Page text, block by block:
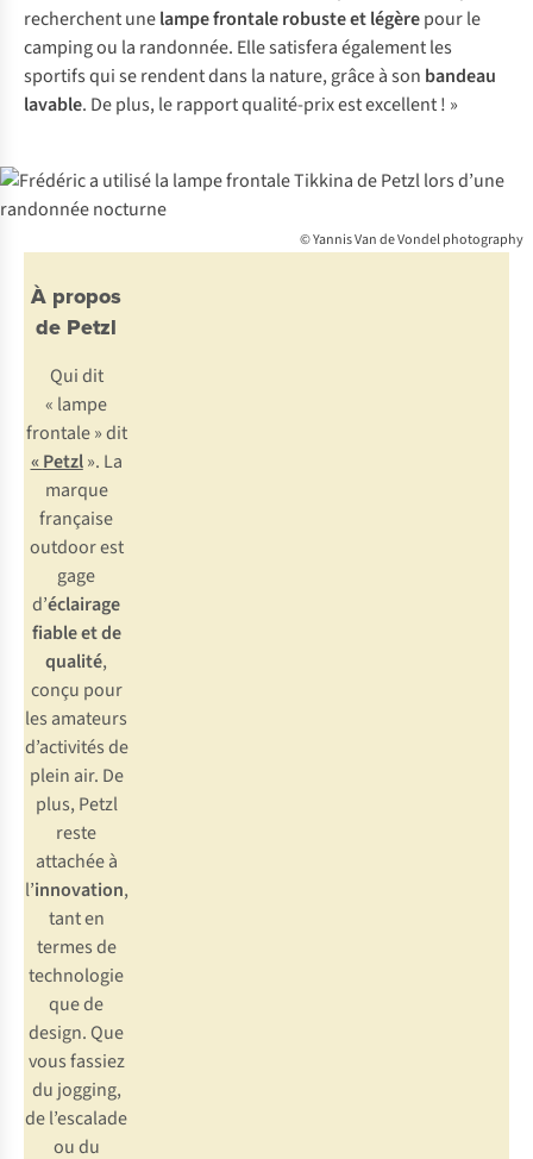
recherchent unelampe frontale robuste et légèrepour le
camping ou la randonnée. Elle satisfera également les
sportifs qui se rendent dans la nature, grâce à son bandeau
lavable. De plus, le rapport qualité-prix est excellent ! »
© Yannis Van de Vondel photography
À propos
de Petzl
Qui dit
« lampe
frontale » dit
«Petzl». La
marque
française
outdoor est
gage
d’éclairage
fiable et de
qualité,
conçu pour
les amateurs
d’activités de
plein air. De
plus, Petzl
reste
attachée à
l’innovation,
tant en
termes de
technologie
que de
design. Que
vous fassiez
du jogging,
de l’escalade
ou du